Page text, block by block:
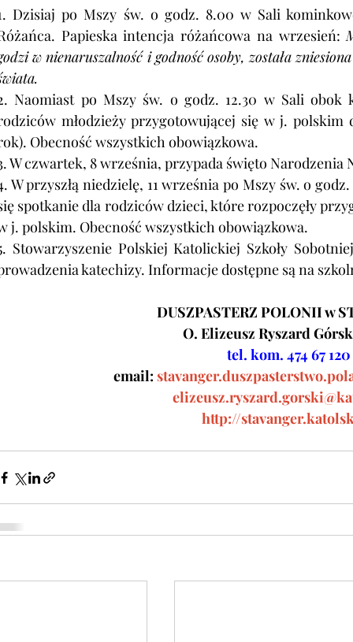
Dzisiaj po Mszy św. o godz. 8.00 w Sali
Papieska intencja różańcowa na wrzesień:
w nienaruszalność i godność osoby, została
Naomiast po Mszy św. o godz. 12.30 w Sali obok
młodzieży przygotowującej się w j.
Obecność wszystkich obowiązkowa.
W czwartek, 8 września, przypada święto Narodzenia
W przyszłą niedzielę, 11 września po Mszy św. o
spotkanie dla rodziców dzieci, które rozpoczęły
j. polskim. Obecność wszystkich obowiązkowa.
Stowarzyszenie Polskiej Katolickiej Szkoły
katechizy. Informacje dostępne są na
DUSZPASTERZ POLONII w
O. Elizeusz Ryszard
tel. kom. 474 67 120
email:
http://